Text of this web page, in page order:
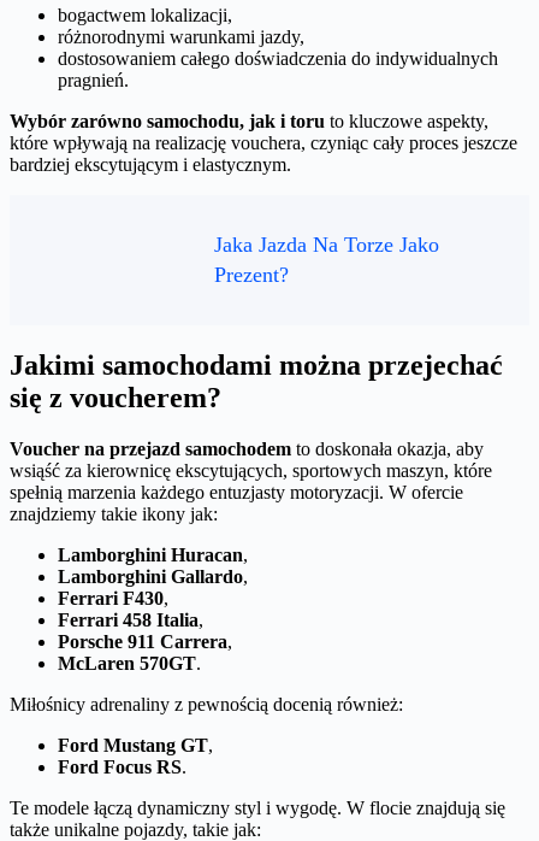
bogactwem lokalizacji,
różnorodnymi warunkami jazdy,
dostosowaniem całego doświadczenia do indywidualnych
pragnień.
Wybór zarówno samochodu, jak i toru to kluczowe aspekty,
które wpływają na realizację vouchera, czyniąc cały proces jeszcze
bardziej ekscytującym i elastycznym.
Jaka Jazda Na Torze Jako
Prezent?
Jakimi samochodami można przejechać
się z voucherem?
Voucher na przejazd samochodem to doskonała okazja, aby
wsiąść za kierownicę ekscytujących, sportowych maszyn, które
spełnią marzenia każdego entuzjasty motoryzacji. W ofercie
znajdziemy takie ikony jak:
Lamborghini Huracan,
Lamborghini Gallardo,
Ferrari F430,
Ferrari 458 Italia,
Porsche 911 Carrera,
McLaren 570GT.
Miłośnicy adrenaliny z pewnością docenią również:
Ford Mustang GT,
Ford Focus RS.
Te modele łączą dynamiczny styl i wygodę. W flocie znajdują się
także unikalne pojazdy, takie jak: